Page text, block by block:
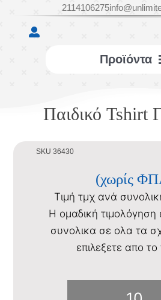
2114106275
Προϊόντα
Παιδικό Tshirt
SKU 36430
(χωρίς
Τιμή τμχ ανά
Η ομαδική τιμολόγηση
συνολικα σε ολα τα
επιλεξετε απο το